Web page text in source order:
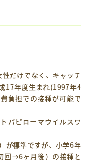
だけでなく、キャッチ
17年度生まれ(1997年4
負担での接種が可能で
パピローマウイルスワ
標準ですが、小学6年
回→6ヶ月後）の接種と